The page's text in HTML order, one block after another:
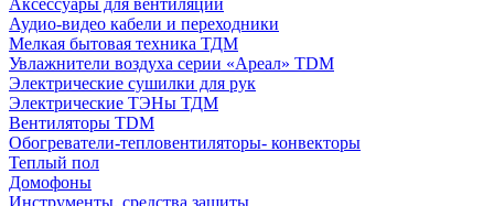
Аксессуары для вентиляции
Аудио-видео кабели и переходники
Мелкая бытовая техника ТДМ
Увлажнители воздуха серии «Ареал» TDM
Электрические сушилки для рук
Электрические ТЭНы ТДМ
Вентиляторы TDM
Обогреватели-тепловентиляторы- конвекторы
Теплый пол
Домофоны
Инструменты, средства защиты